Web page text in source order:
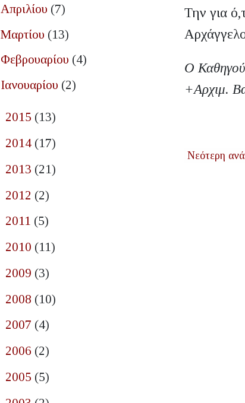
Την για
Ο
+Αρχιμ.
Νεότερη
Απριλίου (7)
Μαρτίου (13)
Φεβρουαρίου (4)
Ιανουαρίου (2)
2015 (13)
2014 (17)
2013 (21)
2012 (2)
2011 (5)
2010 (11)
2009 (3)
2008 (10)
2007 (4)
2006 (2)
2005 (5)